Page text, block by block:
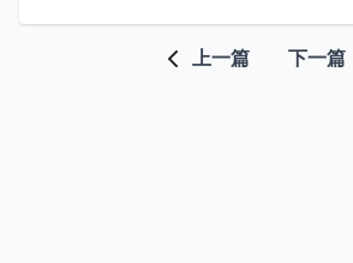
上一篇 下一篇